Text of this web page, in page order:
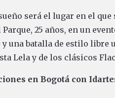
será el lugar en el que
25 años, en un
una batalla de estilo libre
Lela y de los clásicos
en Bogotá con